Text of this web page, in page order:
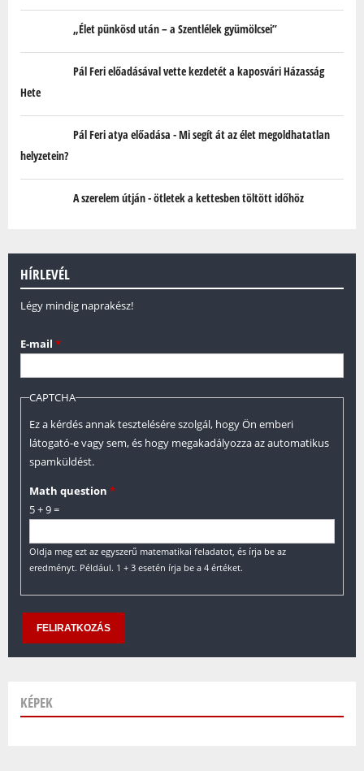
„Élet pünkösd után – a Szentlélek gyümölcsei”
Pál Feri előadásával vette kezdetét a kaposvári Házasság
Hete
Pál Feri atya előadása - Mi segít át az élet megoldhatatlan
helyzetein?
A szerelem útján - ötletek a kettesben töltött időhöz
HÍRLEVÉL
Légy mindig naprakész!
E-mail *
CAPTCHA
Ez a kérdés annak tesztelésére szolgál, hogy Ön emberi
látogató-e vagy sem, és hogy megakadályozza az automatikus
spamküldést.
Math question *
5 + 9 =
Oldja meg ezt az egyszerű matematikai feladatot, és írja be az
eredményt. Például. 1 + 3 esetén írja be a 4 értéket.
KÉPEK